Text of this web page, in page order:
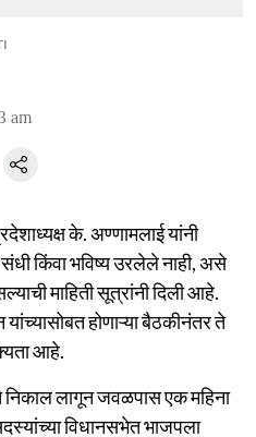
am
के. अण्णामलाई यांनी
किंवा भविष्य उरलेले नाही, असे
माहिती सूत्रांनी दिली आहे.
यांच्यासोबत होणाऱ्या बैठकीनंतर ते
आहे.
लागून जवळपास एक महिना
विधानसभेत भाजपला